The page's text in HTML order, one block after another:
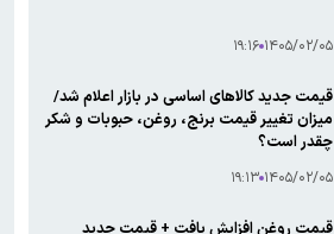
۱۴۰۵/۰۲/۰۵ ۱۹:۱۶
قیمت جدید کالاهای اساسی در بازار اعلام شد/
میزان تغییر قیمت برنج، روغن، حبوبات و شکر
چقدر است؟
۱۴۰۵/۰۲/۰۵ ۱۹:۱۳
قیمت روغن افزایش یافت + قیمت‌ جدید